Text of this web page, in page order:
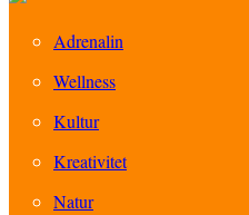
Adrenalin
Wellness
Kultur
Kreativitet
Natur